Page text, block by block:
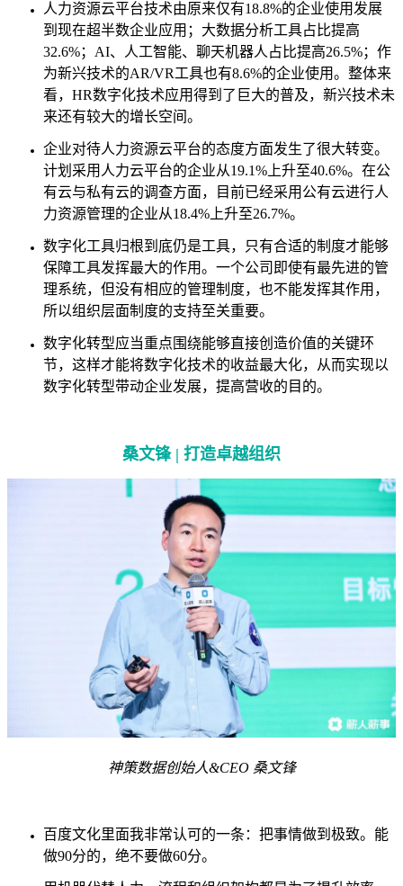
人力资源云平台技术由原来仅有18.8%的企业使用发展
到现在超半数企业应用；大数据分析工具占比提高
32.6%；AI、人工智能、聊天机器人占比提高26.5%；作
为新兴技术的AR/VR工具也有8.6%的企业使用。整体来
看，HR数字化技术应用得到了巨大的普及，新兴技术未
来还有较大的增长空间。
企业对待人力资源云平台的态度方面发生了很大转变。
计划采用人力云平台的企业从19.1%上升至40.6%。在公
有云与私有云的调查方面，目前已经采用公有云进行人
力资源管理的企业从18.4%上升至26.7%。
数字化工具归根到底仍是工具，只有合适的制度才能够
保障工具发挥最大的作用。一个公司即使有最先进的管
理系统，但没有相应的管理制度，也不能发挥其作用，
所以组织层面制度的支持至关重要。
数字化转型应当重点围绕能够直接创造价值的关键环
节，这样才能将数字化技术的收益最大化，从而实现以
数字化转型带动企业发展，提高营收的目的。
桑文锋 | 打造卓越组织
神策数据创始人&CEO 桑文锋
百度文化里面我非常认可的一条：把事情做到极致。能
做90分的，绝不要做60分。